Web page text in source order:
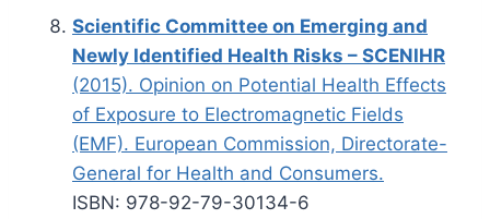
Scientific Committee on Emerging and
Newly Identified Health Risks – SCENIHR
(2015). Opinion on Potential Health Effects
of Exposure to Electromagnetic Fields
(EMF). European Commission, Directorate-
General for Health and Consumers.
ISBN: 978-92-79-30134-6